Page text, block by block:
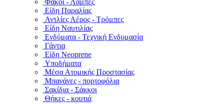
Φακοί - Λάμπες
Είδη Παραλίας
Αντλίες Αέρος - Τρόμπες
Είδη Ναυτιλίας
Ενδύματα - Τεχνική Ενδυμασία
Γάντια
Είδη Neoprene
Υποδήματα
Μέσα Ατομικής Προστασίας
Μπανάνες - πορτοφόλια
Σακίδια - Σάκκοι
Θήκες - κουτιά